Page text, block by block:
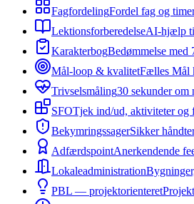
FagfordelingFordel fag og
LektionsforberedelseAI-hjælp
KarakterbogBedømmelse med
Mål-loop & kvalitetFælles Mål
Trivselsmåling30 sekunder
SFOTjek ind/ud, aktiviteter og
BekymringssagerSikker
AdfærdspointAnerkendende
Lokaleadministration
PBL — projektorienteret